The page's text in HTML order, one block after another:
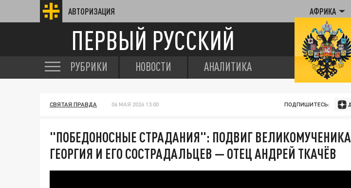
АВТОРИЗАЦИЯ АФРИКА
ПЕРВЫЙ РУССКИЙ
РУБРИКИ НОВОСТИ АНАЛИТИКА
СВЯТАЯ ПРАВДА 06 МАЯ 2026 13:00 ПОДПИШИТЕСЬ:
"ПОБЕДОНОСНЫЕ СТРАДАНИЯ": ПОДВИГ ВЕЛИКОМУЧЕНИКА
ГЕОРГИЯ И ЕГО СОСТРАДАЛЬЦЕВ — ОТЕЦ АНДРЕЙ ТКАЧЁВ